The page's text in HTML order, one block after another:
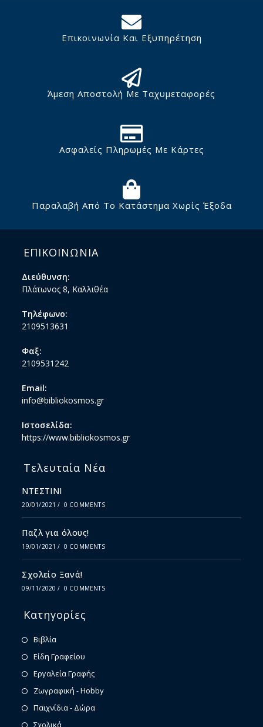
Επικοινωνία Και Εξυπηρέτηση
Άμεση Αποστολή Με Ταχυμεταφορές
Ασφαλείς Πληρωμές Με Κάρτες
Παραλαβή Από Το Κατάστημα Χωρίς Έξοδα
ΕΠΙΚΟΙΝΩΝΙΑ
Διεύθυνση:
Πλάτωνος 8, Καλλιθέα
Τηλέφωνο:
2109513631
Φαξ:
2109531242
Email:
info@bibliokosmos.gr
Ιστοσελίδα:
https://www.bibliokosmos.gr
Τελευταία Νέα
ΝΤΕΣΤΙΝΙ
20/01/2021 / 0 COMMENTS
Παζλ για όλους!
19/01/2021 / 0 COMMENTS
Σχολείο Ξανά!
09/11/2020 / 0 COMMENTS
Κατηγορίες
Βιβλία
Είδη Γραφείου
Εργαλεία Γραφής
Ζωγραφική - Hobby
Παιχνίδια - Δώρα
Σχολικά